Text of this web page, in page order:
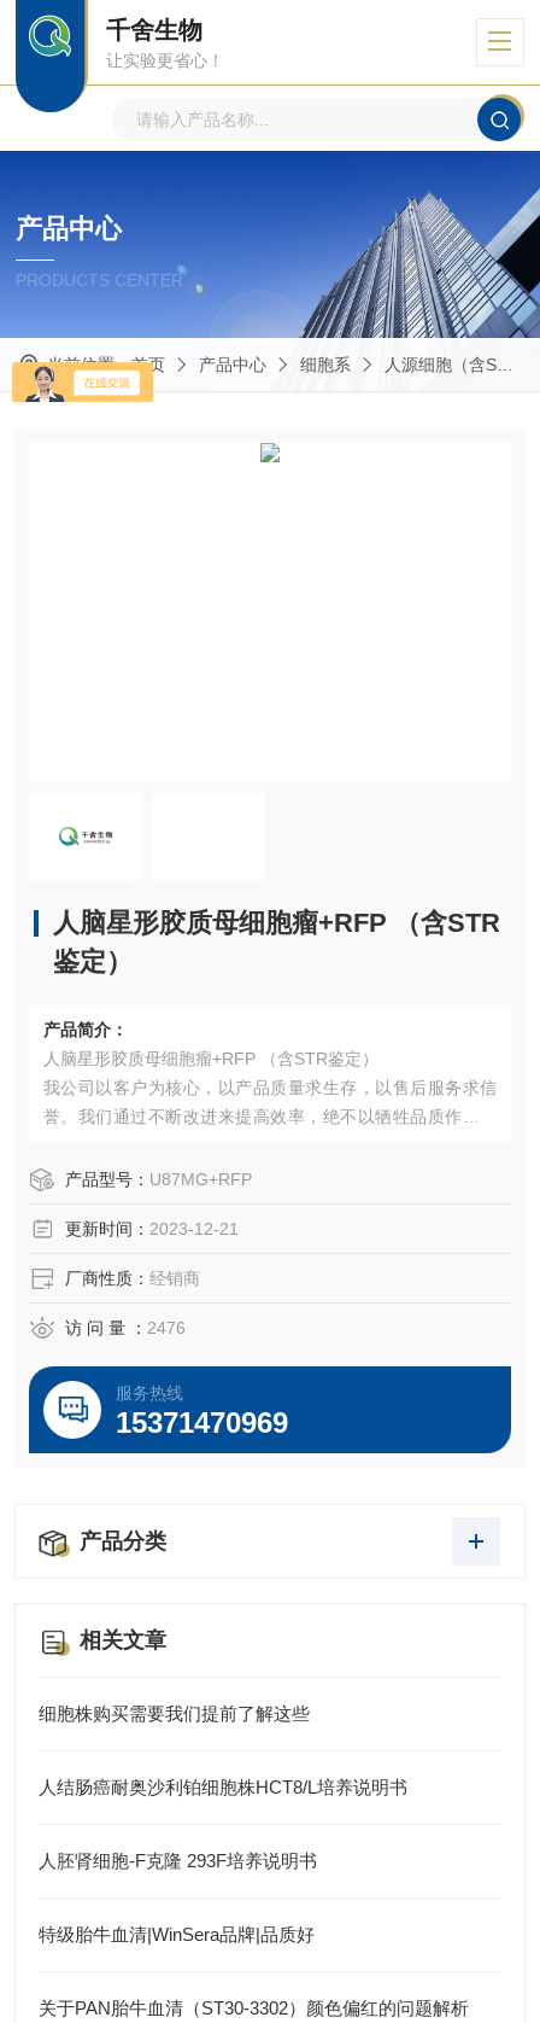
千舍生物
让实验更省心！
产品中心
PRODUCTS CENTER
当前位置：首页 产品中心 细胞系 人源细胞（含STR鉴定）
人脑星形胶质母细胞瘤+RFP （含STR
鉴定）
产品简介：
人脑星形胶质母细胞瘤+RFP （含STR鉴定）
我公司以客户为核心，以产品质量求生存，以售后服务求信
誉。我们通过不断改进来提高效率，绝不以牺牲品质作为代
携手合作，共创辉煌！
产品型号： U87MG+RFP
更新时间： 2023-12-21
厂商性质： 经销商
访 问 量 ： 2476
服务热线
15371470969
产品分类
相关文章
细胞株购买需要我们提前了解这些
人结肠癌耐奥沙利铂细胞株HCT8/L培养说明书
人胚肾细胞-F克隆 293F培养说明书
特级胎牛血清|WinSera品牌|品质好
关于PAN胎牛血清（ST30-3302）颜色偏红的问题解析